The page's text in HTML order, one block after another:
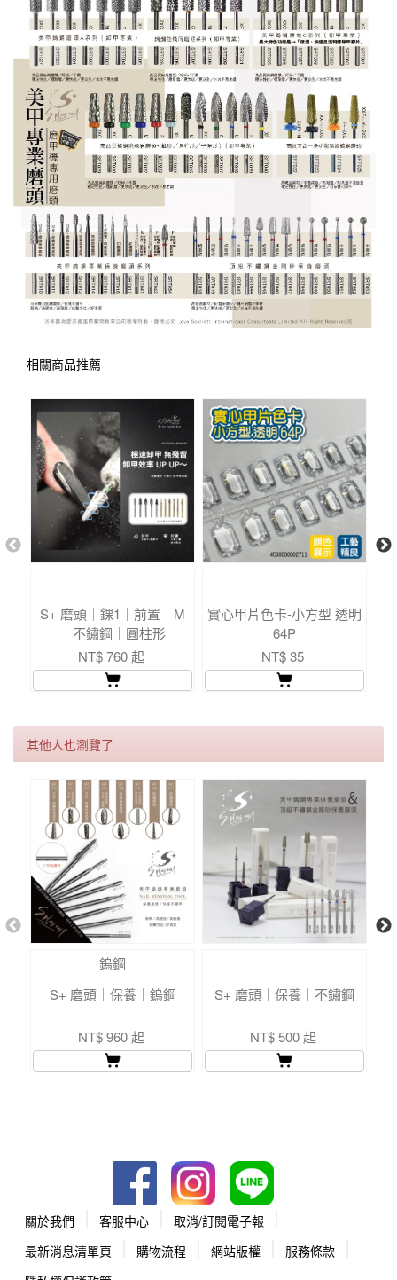
相關商品推薦
S+ 磨頭｜錁1｜前置｜M
｜不鏽鋼｜圓柱形
NT$ 760 起
實心甲片色卡-小方型 透明
64P
NT$ 35
其他人也瀏覽了
鎢鋼
S+ 磨頭｜保養｜鎢鋼
NT$ 960 起
S+ 磨頭｜保養｜不鏽鋼
NT$ 500 起
關於我們 客服中心
取消/訂閱電子報
最新消息清單頁
購物流程 網站版權
服務條款